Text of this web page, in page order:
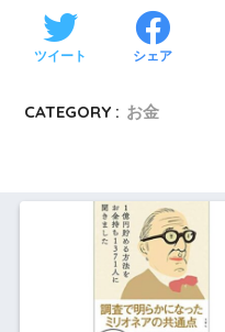
ツイート シェア
CATEGORY : お金